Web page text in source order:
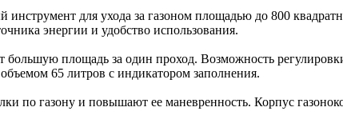
для ухода за газоном площадью до 800
энергии и удобство использования.
большую площадь за один проход. Возможность
65 литров с индикатором заполнения.
по газону и повышают ее маневренность. Корпус